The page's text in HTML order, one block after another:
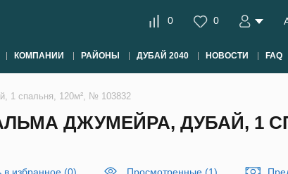
0 0
КОМПАНИИ РАЙОНЫ ДУБАЙ 2040 НОВОСТИ FAQ
1 спальня, 120м², № 103832
ПАЛЬМА ДЖУМЕЙРА, ДУБАЙ, 1